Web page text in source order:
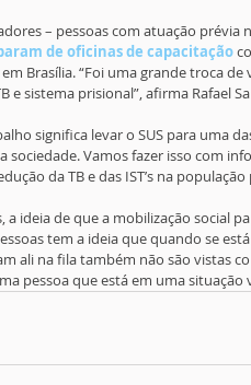
– pessoas com atuação
de oficinas de capacitação
Brasília. “Foi uma grande troca
e sistema prisional”, afirma Rafael
significa levar o SUS para uma
sociedade. Vamos fazer isso com
da TB e das IST’s na
a ideia de que a mobilização social
tem a ideia que quando se
ali na fila também não são vistas
pessoa que está em uma